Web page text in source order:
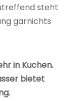
steht
garnichts
in Kuchen.
bietet